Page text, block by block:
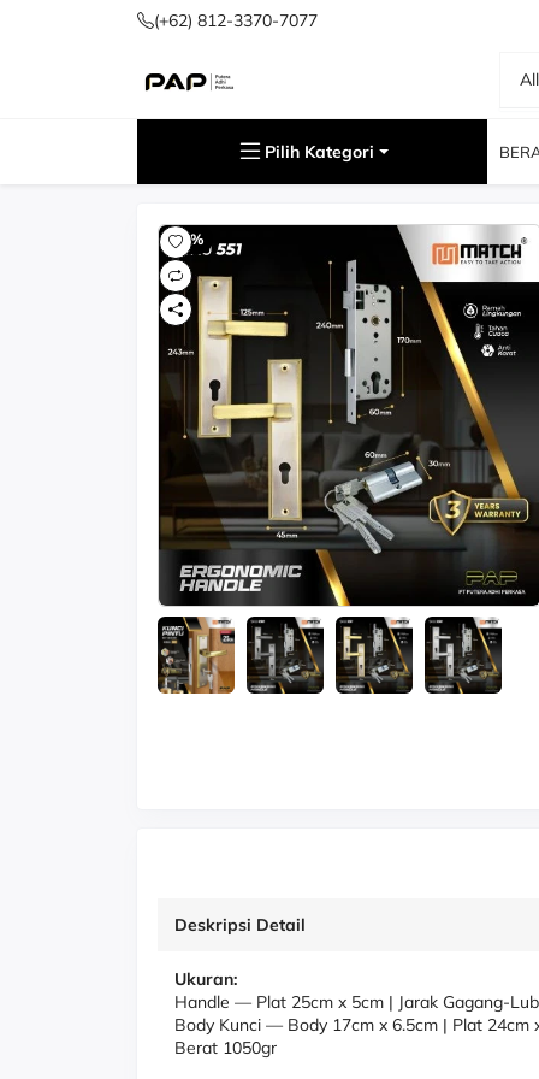
(+62) 812-3370-7077
Pilih Kategori
-60%
Deskripsi Detail
Ukuran:
Handle — Plat 25cm x 5cm | Jarak Gagang-
Body Kunci — Body 17cm x 6.5cm | Plat 24cm
Berat 1050gr